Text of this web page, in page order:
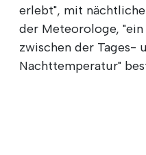
erlebt", mit
der Meteorologe,
zwischen der Tages-
Nachttemperatur"